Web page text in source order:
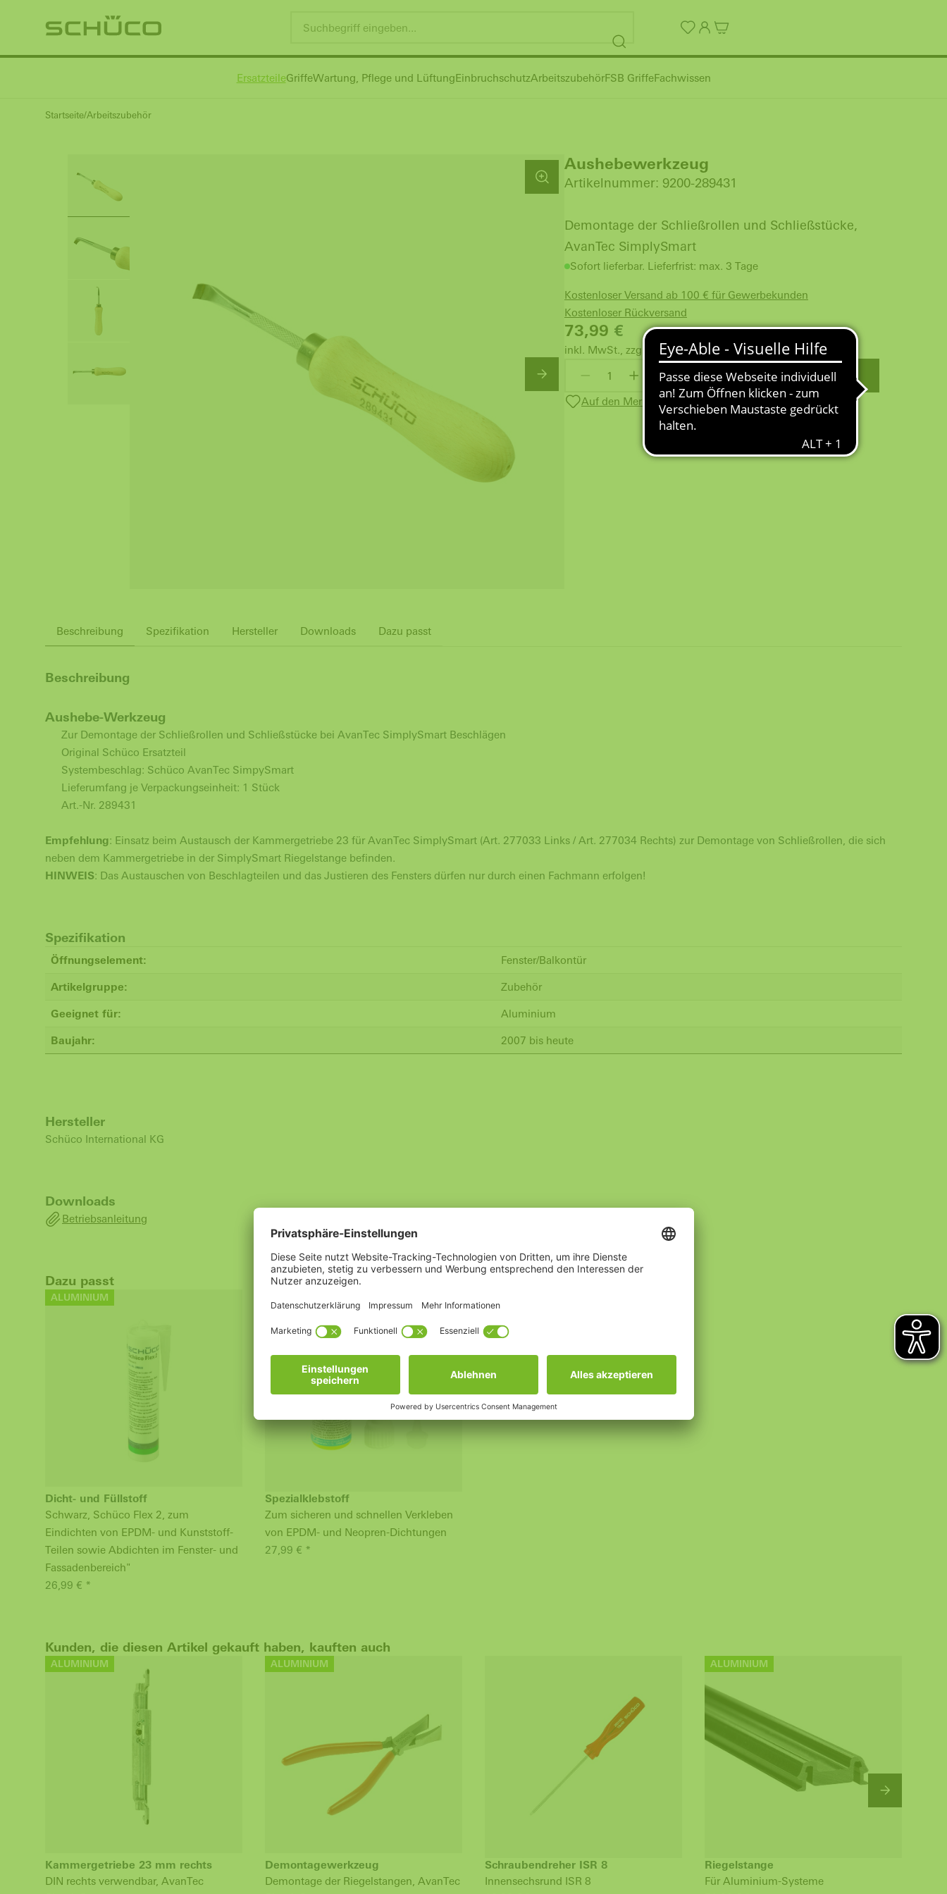
ErsatzteileGriffeWartung, Pflege und LüftungEinbruchschutzArbeitszubehörFSB GriffeFachwissen
Startseite Arbeitszubehör
Aushebewerkzeug
Artikelnummer: 9200-289431
Demontage der Schließrollen und Schließstücke,
AvanTec SimplySmart
Sofort lieferbar. Lieferfrist: max. 3 Tage
Kostenloser Versand ab 100 € für Gewerbekunden
Kostenloser Rückversand
73,99 €
inkl. MwSt., zzgl. Versandkosten
WARENKORB
Auf den Merkzettel
Beschreibung Spezifikation Hersteller Downloads Dazu passt
Beschreibung
Aushebe-Werkzeug
Zur Demontage der Schließrollen und Schließstücke bei AvanTec SimplySmart Beschlägen
Original Schüco Ersatzteil
Systembeschlag: Schüco AvanTec SimpySmart
Lieferumfang je Verpackungseinheit: 1 Stück
Art.-Nr. 289431
Empfehlung: Einsatz beim Austausch der Kammergetriebe 23 für AvanTec SimplySmart (Art. 277033 Links / Art. 277034 Rechts) zur Demontage von Schließrollen, die sich
neben dem Kammergetriebe in der SimplySmart Riegelstange befinden.
HINWEIS: Das Austauschen von Beschlagteilen und das Justieren des Fensters dürfen nur durch einen Fachmann erfolgen!
Spezifikation
Öffnungselement: Fenster/Balkontür
Artikelgruppe: Zubehör
Geeignet für: Aluminium
Baujahr: 2007 bis heute
Hersteller
Schüco International KG
Downloads
Betriebsanleitung
Dazu passt
ALUMINIUM
Dicht- und Füllstoff
Schwarz, Schüco Flex 2, zum
Eindichten von EPDM- und Kunststoff-
Teilen sowie Abdichten im Fenster- und
Fassadenbereich"
26,99 € *
Spezialklebstoff
Zum sicheren und schnellen Verkleben
von EPDM- und Neopren-Dichtungen
27,99 € *
Kunden, die diesen Artikel gekauft haben, kauften auch
ALUMINIUM
Kammergetriebe 23 mm rechts
DIN rechts verwendbar, AvanTec
ALUMINIUM
Demontagewerkzeug
Demontage der Riegelstangen, AvanTec
Schraubendreher ISR 8
Innensechsrund ISR 8
ALUMINIUM
Riegelstange
Für Aluminium-Systeme